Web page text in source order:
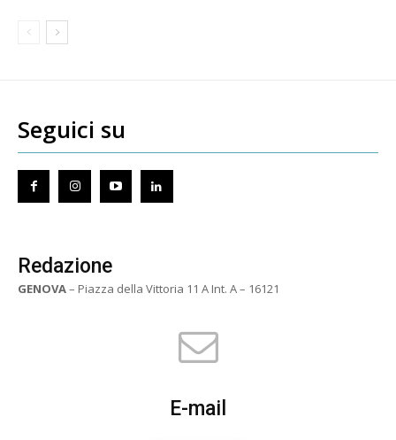
Seguici su
Redazione
GENOVA– Piazza della Vittoria 11 A Int. A – 16121
E-mail